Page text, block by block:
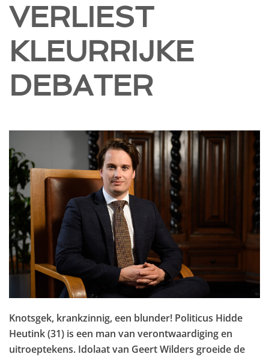
VERLIEST
KLEURRIJKE
DEBATER
Knotsgek, krankzinnig, een blunder! Politicus Hidde
Heutink (31) is een man van verontwaardiging en
uitroeptekens. Idolaat van Geert Wilders groeide de